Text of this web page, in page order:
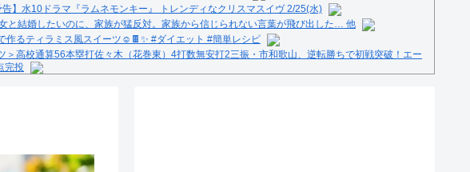
告】水10ドラマ『ラムネモンキー』 トレンディなクリスマスイヴ 2/25(水)
と結婚したいのに、家族が猛反対。家族から信じられない言葉が飛び出した… 他
作るティラミス風スイーツ☺️🍫✨ #ダイエット #簡単レシピ
＞高校通算56本塁打佐々木（花巻東）4打数無安打2三振・市和歌山、逆転勝ちで初戦突破！エー
完投